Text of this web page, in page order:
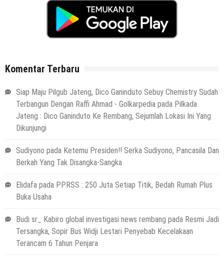
Komentar Terbaru
Siap Maju Pilgub Jateng, Dico Ganinduto Sebuy Chemistry Sudah
Terbangun Dengan Raffi Ahmad - Golkarpedia pada Pilkada
Jateng : Dico Ganinduto Ke Rembang, Sejumlah Lokasi Ini Yang
Dikunjungi
Sudiyono pada Ketemu Presiden!! Serka Sudiyono, Pancasila Dan
Berkah Yang Tak Disangka-Sangka
Elidafa pada PPRSS : 250 Juta Setiap Titik, Bedah Rumah Plus
Buka Usaha
Budi sr_ Kabiro global investigasi news rembang pada Resmi Jadi
Tersangka, Sopir Bus Widji Lestari Penyebab Kecelakaan
Terancam 6 Tahun Penjara